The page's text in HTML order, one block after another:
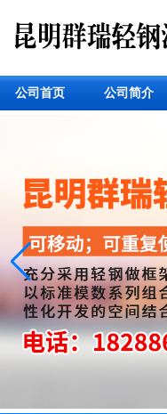
公司首页 公司简介